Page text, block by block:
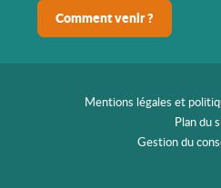
Comment venir ?
Mentions légales et
Plan du
Gestion du